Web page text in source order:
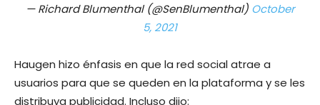
— Richard Blumenthal (@SenBlumenthal) October
5, 2021
Haugen hizo énfasis en que la red social atrae a
usuarios para que se queden en la plataforma y se les
distribuya publicidad. Incluso dijo: